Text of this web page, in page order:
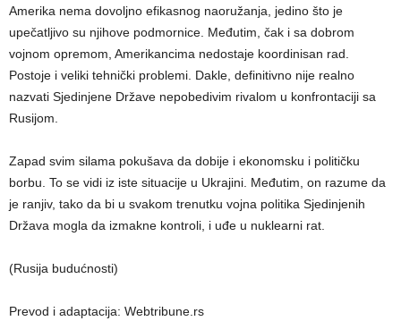
Amerika nema dovoljno efikasnog naoružanja, jedino što je
upečatljivo su njihove podmornice. Međutim, čak i sa dobrom
vojnom opremom, Amerikancima nedostaje koordinisan rad.
Postoje i veliki tehnički problemi. Dakle, definitivno nije realno
nazvati Sjedinjene Države nepobedivim rivalom u konfrontaciji sa
Rusijom.
Zapad svim silama pokušava da dobije i ekonomsku i političku
borbu. To se vidi iz iste situacije u Ukrajini. Međutim, on razume da
je ranjiv, tako da bi u svakom trenutku vojna politika Sjedinjenih
Država mogla da izmakne kontroli, i uđe u nuklearni rat.
(Rusija budućnosti)
Prevod i adaptacija: Webtribune.rs